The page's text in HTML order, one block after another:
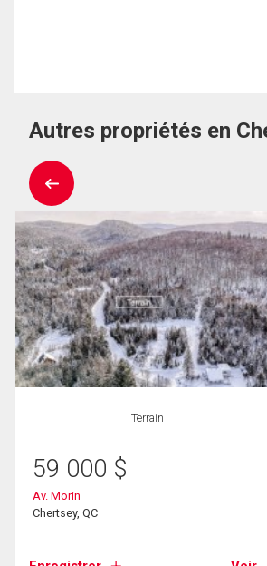
Autres propriétés en
Terrain
59 000 $
Av. Morin
Chertsey, QC